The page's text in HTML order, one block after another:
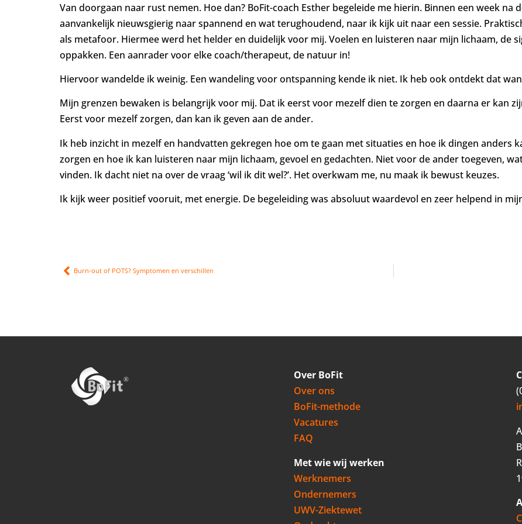
Van doorgaan naar rust nemen. Hoe dan? BoFit-coach Esther begeleide me hierin. Binnen een week na
aanvankelijk nieuwsgierig naar spannend en wat terughoudend, naar ik kijk uit naar een sessie.
als metafoor. Hiermee werd het helder en duidelijk voor mij. Voelen en luisteren naar mijn lichaam, de
oppakken. Een aanrader voor elke coach/therapeut, de natuur in!
Hiervoor wandelde ik weinig. Een wandeling voor ontspanning kende ik niet. Ik heb ook ontdekt dat
Mijn grenzen bewaken is belangrijk voor mij. Dat ik eerst voor mezelf dien te zorgen en daarna er kan
Eerst voor mezelf zorgen, dan kan ik geven aan de ander.
Ik heb inzicht in mezelf en handvatten gekregen hoe om te gaan met situaties en hoe ik dingen anders
zorgen en hoe ik kan luisteren naar mijn lichaam, gevoel en gedachten. Niet voor de ander toegeven,
vinden. Ik dacht niet na over de vraag ‘wil ik dit wel?’. Het overkwam me, nu maak ik bewust keuzes.
Ik kijk weer positief vooruit, met energie. De begeleiding was absoluut waardevol en zeer helpend in
Burn-out of POTS? Symptomen en verschillen
Over BoFit
Over ons
BoFit-methode
Vacatures
FAQ
Met wie wij werken
Werknemers
Ondernemers
UWV-Ziektewet